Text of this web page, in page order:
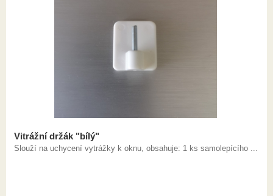
Vitrážní držák "bílý"
Slouží na uchycení vytrážky k oknu, obsahuje: 1 ks samolepícího ...